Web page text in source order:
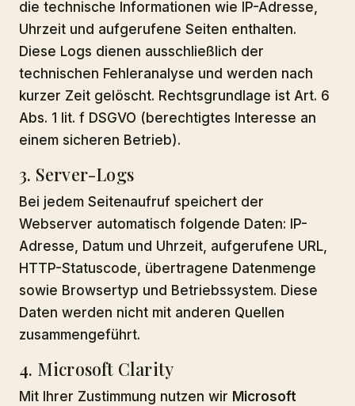
die technische Informationen wie IP-Adresse,
Uhrzeit und aufgerufene Seiten enthalten.
Diese Logs dienen ausschließlich der
technischen Fehleranalyse und werden nach
kurzer Zeit gelöscht. Rechtsgrundlage ist Art. 6
Abs. 1 lit. f DSGVO (berechtigtes Interesse an
einem sicheren Betrieb).
3. Server-Logs
Bei jedem Seitenaufruf speichert der
Webserver automatisch folgende Daten: IP-
Adresse, Datum und Uhrzeit, aufgerufene URL,
HTTP-Statuscode, übertragene Datenmenge
sowie Browsertyp und Betriebssystem. Diese
Daten werden nicht mit anderen Quellen
zusammengeführt.
4. Microsoft Clarity
Mit Ihrer Zustimmung nutzen wir Microsoft